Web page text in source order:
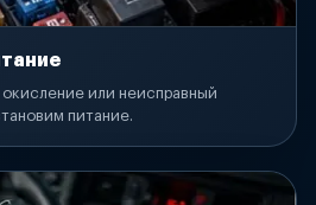
или неисправный
питание.